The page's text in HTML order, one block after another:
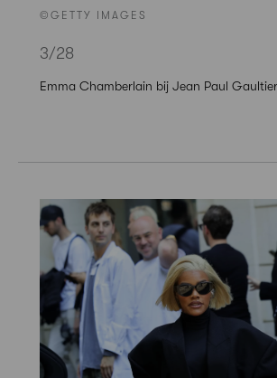
©GETTY IMAGES
3/28
Emma Chamberlain bij Jean Paul Gaultier